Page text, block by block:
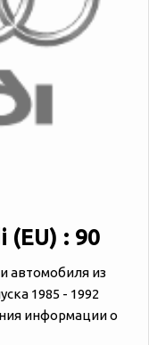
: 90
автомобиля из
1985 - 1992
информации о